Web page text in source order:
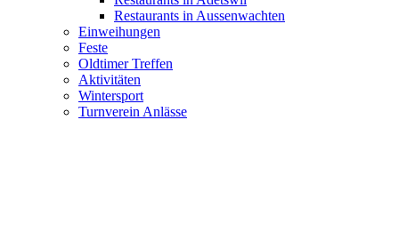
Restaurants in Aussenwachten
Einweihungen
Feste
Oldtimer Treffen
Aktivitäten
Wintersport
Turnverein Anlässe